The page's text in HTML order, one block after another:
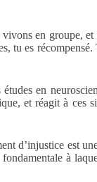
en groupe,
tu es
en
et réagit à ces
d’injustice est
à